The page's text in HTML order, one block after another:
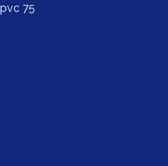
75